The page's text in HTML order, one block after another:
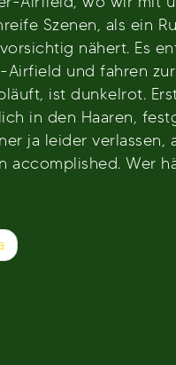
Szenen, als ein
nähert. Es
und fahren
ist dunkelrot.
in den Haaren,
ja leider verlassen,
accomplished. Wer